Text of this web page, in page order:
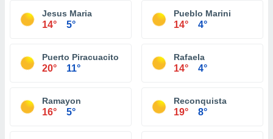
Jesus Maria
14° 5°
Pueblo Marini
14° 4°
Puerto Piracuacito
20° 11°
Rafaela
14° 4°
Ramayon
16° 5°
Reconquista
19° 8°